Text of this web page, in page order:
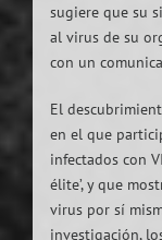
sugiere que su
al virus de su
con un
El
en el que
infectados con
élite’, y que
virus por sí
investigación,